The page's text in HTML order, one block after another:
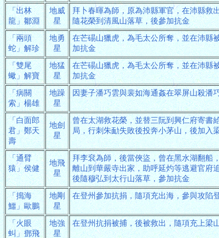
「出林
龍」鄒淵
地威
星
拜卜春暉為師，原為沛縣軍官，在沛縣救
隨花榮到清風山落草，後參加抗金
「兩頭
蛇」解珍
地勇
星
在芒碭山獵虎，為毛太公所奪，並在沛縣
加抗金
「雙尾
蠍」解寶
地猛
星
在芒碭山獵虎，為毛太公所奪，並在沛縣
加抗金
「病關
索」楊雄
地躁
星
因妻子潘巧雲與裴如海通姦在翠屏山殺潘
「白面郎
君」鄭天
壽
地劍
星
曾在太湖救花榮，並替三阮到興仁府寄書
局，行刺朱勔失敗後投奔小茅山，後加入
「通臂
猿」侯健
地飛
星
拜李袞為師，後當俠盜，曾在黑水湖翻船
離山到華嚴寺出家，助呼延灼等逃避官府
後隨穆弘到太行山落草，參加抗金
「搗海
鱷」歐鵬
地剛
星
在登州參加抗捐，隨項充出海，參與攻陷
「火眼
虯」鄧飛
地強
星
在登州抗捐被捕，後被救出，隨項充上梁